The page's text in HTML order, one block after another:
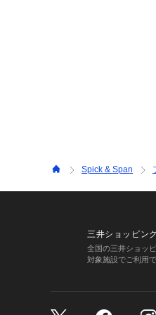
Spick & Span
三井ショッピン
全国の三井ショッ
対象施設でご利用